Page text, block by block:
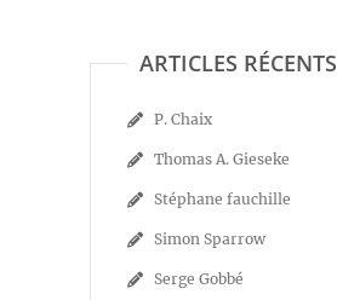
ARTICLES RÉCENTS
P. Chaix
Thomas A. Gieseke
Stéphane fauchille
Simon Sparrow
Serge Gobbé